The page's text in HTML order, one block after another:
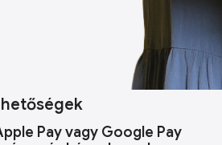
Pay vagy Google Pay